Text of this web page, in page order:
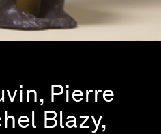
Pierre
Blazy,